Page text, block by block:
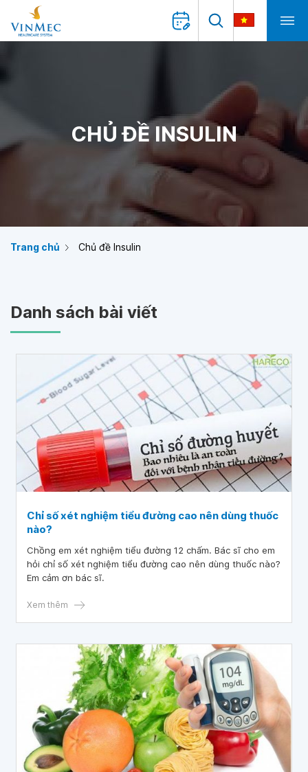
CHỦ ĐỀ INSULIN
Trang chủ Chủ đề Insulin
Danh sách bài viết
Chỉ số xét nghiệm tiểu đường cao nên dùng thuốc
nào?
Chồng em xét nghiệm tiểu đường 12 chấm. Bác sĩ cho em
hỏi chỉ số xét nghiệm tiểu đường cao nên dùng thuốc nào?
Em cảm ơn bác sĩ.
Xem thêm